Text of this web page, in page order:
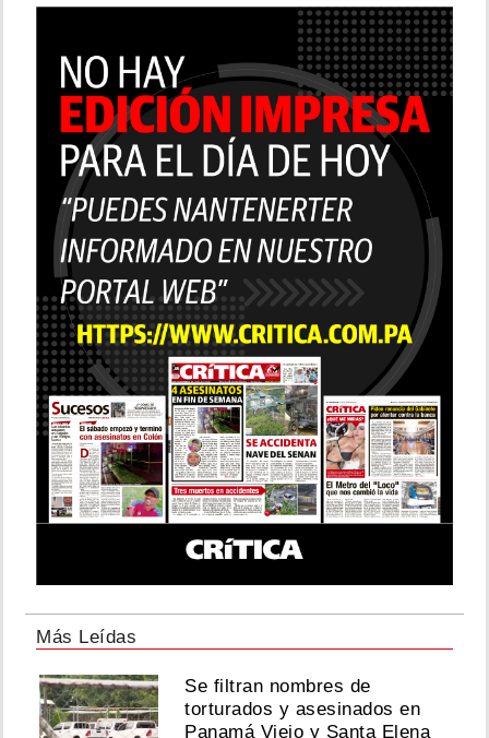
Más Leídas
Se filtran nombres de
torturados y asesinados en
Panamá Viejo y Santa Elena